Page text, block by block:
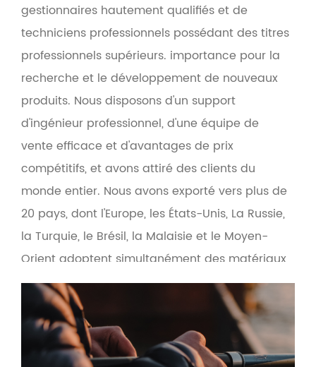
gestionnaires hautement qualifiés et de
techniciens professionnels possédant des titres
professionnels supérieurs. importance pour la
recherche et le développement de nouveaux
produits. Nous disposons d'un support
d'ingénieur professionnel, d'une équipe de
vente efficace et d'avantages de prix
compétitifs, et avons attiré des clients du
monde entier. Nous avons exporté vers plus de
20 pays, dont l'Europe, les États-Unis, La Russie,
la Turquie, le Brésil, la Malaisie et le Moyen-
Orient adoptent simultanément des matériaux
écologiques respectueux de l'environnement
pour rendre l'interface homme-machine plus
conviviale. Basée sur le principe de la qualité
et du service d'abord, la société fournit des